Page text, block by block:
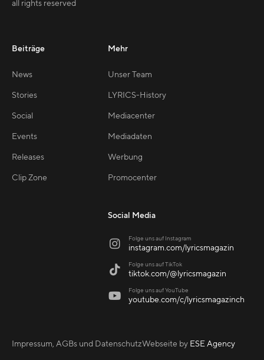
all rights reserved
Beiträge
News
Stories
Social
Events
Releases
Clip Zone
Mehr
Unser Team
LYRICS-History
Mediacenter
Mediadaten
Werbung
Promocenter
Social Media
 Folge uns auf Instagram
instagram.com/lyricsmagazin
 Folge uns auf TikTok
tiktok.com/@lyricsmagazin
 Folge uns auf YouTube
youtube.com/c/lyricsmagazinch
Impressum, AGBs und DatenschutzWebseite by ESE Agency